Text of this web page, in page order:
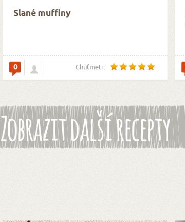
Slané muffiny
0 Chuťmetr:
Zobrazit další recepty